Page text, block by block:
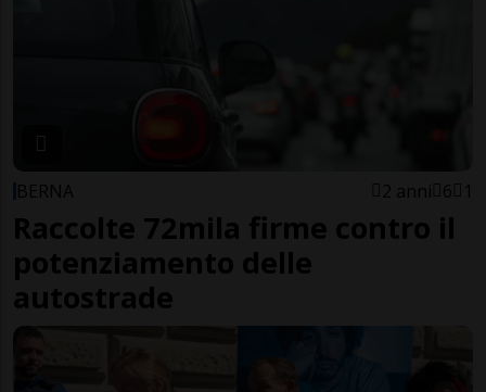
BERNA 2 anni 6 1
Raccolte 72mila firme contro il
potenziamento delle
autostrade